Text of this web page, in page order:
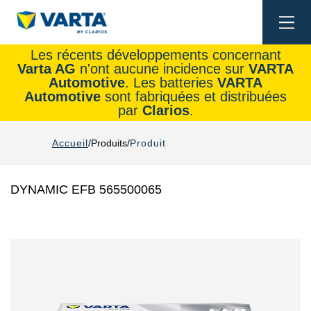
Les récents développements concernant
Varta AG n'ont aucune incidence sur VARTA
Automotive. Les batteries VARTA
Automotive sont fabriquées et distribuées
par Clarios.
Accueil Produits Produit
DYNAMIC EFB 565500065